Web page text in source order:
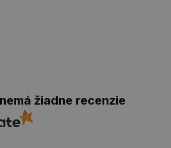
žiadne recenzie